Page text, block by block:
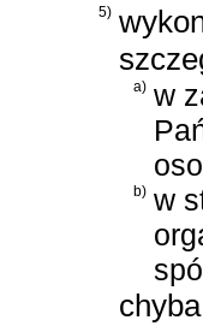
5)
a) w
b) w